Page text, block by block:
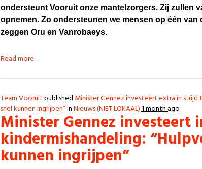
ondersteunt Vooruit onze mantelzorgers. Zij zullen
opnemen. Zo ondersteunen we mensen op één
zeggen Oru en Vanrobaeys.
Read more
Team Vooruitpublished Minister Gennez investeert extra in strijd
snel kunnen ingrijpen”inNieuws (NIET LOKAAL)1 month ago
Minister Gennez investeert
kindermishandeling:
kunnen ingrijpen”